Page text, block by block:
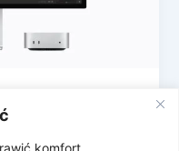
komfort
nowości